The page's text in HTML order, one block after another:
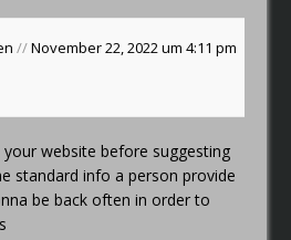
//November 22, 2022 um 4:11 pm
website before suggesting
standard info a person provide
be back often in order to